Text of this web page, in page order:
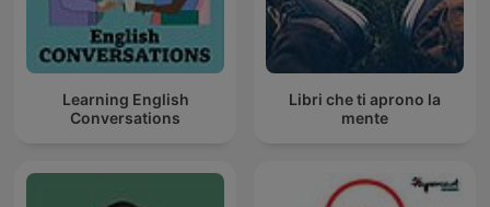
Learning English
Conversations
Libri che ti aprono la
mente